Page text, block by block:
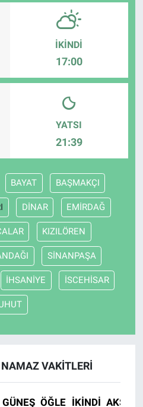
İKINDI
17:00
YATSI
21:39
BAYAT BAŞMAKÇI
DİNAR EMİRDAĞ
KIZILÖREN
SİNANPAŞA
İHSANİYE İSCEHİSAR
VAKITLERI
GÜNEŞ ÖĞLE İKINDI AKŞAM